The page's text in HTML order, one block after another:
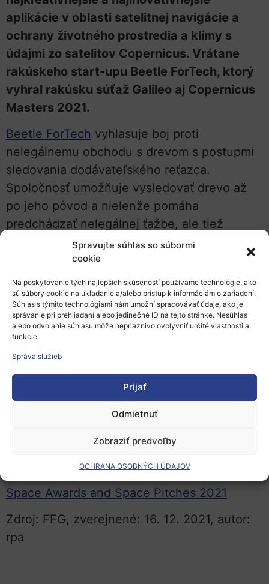
Spravujte súhlas so súbormi
cookie
Na poskytovanie tých najlepších skúseností používame technológie, ako
sú súbory cookie na ukladanie a/alebo prístup k informáciám o zariadení.
Súhlas s týmito technológiami nám umožní spracovávať údaje, ako je
správanie pri prehliadaní alebo jedinečné ID na tejto stránke. Nesúhlas
alebo odvolanie súhlasu môže nepriaznivo ovplyvniť určité vlastnosti a
funkcie.
Správa služieb
Prijať
Odmietnuť
Zobraziť predvoľby
OCHRANA OSOBNÝCH ÚDAJOV
aplikácie v oblasti satelitnej navigácie a
ochrany životného prostredia a klímy s
údajmi zo satelitov Copernicus. Vrátane
rakúskeho start-upu Beetle ForTech, ktorý
vyhral rakúsku súťaž Galileo aj Copernicus
Masters 2021.
Beetle ForTech vyhlasuje boj proti
nelegálnemu obchodu s drevom s postupmi
sledovania dodávateľského reťazca.
Spoločnosť umožňuje vysledovať drevo až
po jeho pôvod a nielenže pomáha
predchádzať nelegálnej ťažbe, ale tiež
cenným spôsobom prispieva k biodiverzite a
ochrane klímy.
Ďalšírakúsky start-up je tiež jedným z
víťazov:TOM Roboticsso svojou
myšlienkou, ako môžu inteligentné
mechatronické systémy zdieľať svoje
vnemy.
Rakúska agentúra pre podporu výskumu
(FFG)zablahoželala víťazom a odovzdala
cenu víťaznému tímu Beetle ForTech súťaže
Austria Competition 2021.
Viac informácií:
Space Awards and Space Pitches 2021
Zdroj: FFG, zverejnené: 16. 12. 2021, autor:
rpa